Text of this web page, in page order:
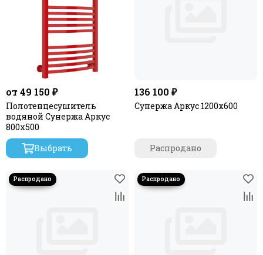
от 49 150 ₽
Полотенцесушитель
водяной Сунержа Аркус
800х500
Выбрать
136 100 ₽
Сунержа Аркус 1200х600
Распродано